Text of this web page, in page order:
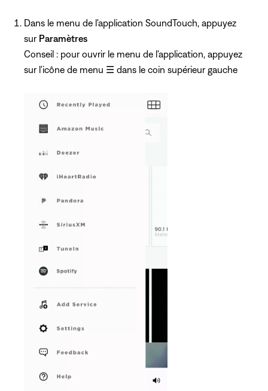
Dans le menu de l'application SoundTouch, appuyez
sur Paramètres
Conseil : pour ouvrir le menu de l'application, appuyez
sur l'icône de menu ☰ dans le coin supérieur gauche